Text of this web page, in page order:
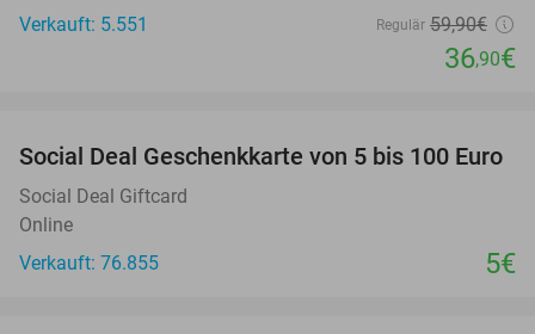
Verkauft: 5.551
Regulär 59,90€
36,90€
Social Deal Geschenkkarte von 5 bis 100 Euro
Social Deal Giftcard
Online
Verkauft: 76.855
5€